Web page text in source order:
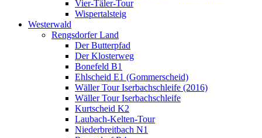
Vier-Täler-Tour
Wispertalsteig
Westerwald
Rengsdorfer Land
Der Butterpfad
Der Klosterweg
Bonefeld B1
Ehlscheid E1 (Gommerscheid)
Wäller Tour Iserbachschleife (2016)
Wäller Tour Iserbachschleife
Kurtscheid K2
Laubach-Kelten-Tour
Niederbreitbach N1